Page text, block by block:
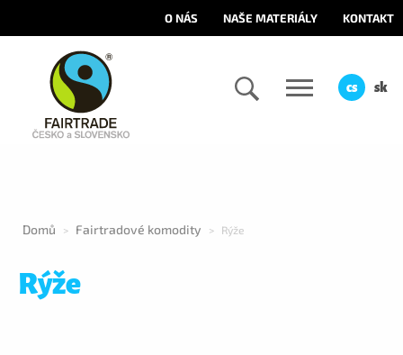
O NÁS NAŠE MATERIÁLY KONTAKT
cs sk
Domů > Fairtradové komodity > Rýže
Rýže